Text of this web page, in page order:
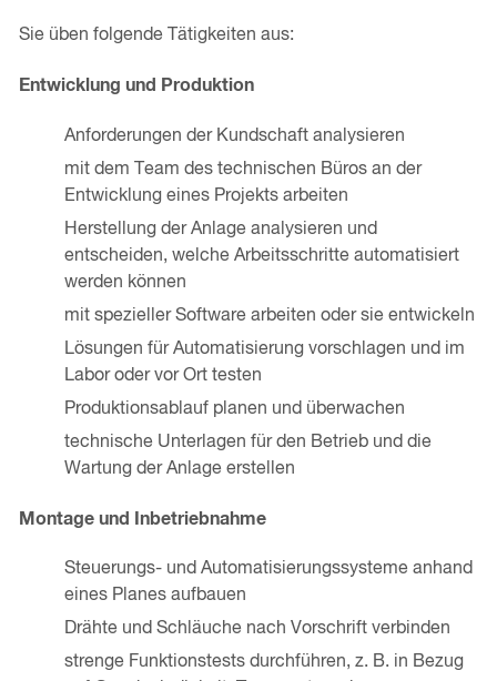
Sie üben folgende Tätigkeiten aus:
Entwicklung und Produktion
Anforderungen der Kundschaft analysieren
mit dem Team des technischen Büros an der
Entwicklung eines Projekts arbeiten
Herstellung der Anlage analysieren und
entscheiden, welche Arbeitsschritte automatisiert
werden können
mit spezieller Software arbeiten oder sie entwickeln
Lösungen für Automatisierung vorschlagen und im
Labor oder vor Ort testen
Produktionsablauf planen und überwachen
technische Unterlagen für den Betrieb und die
Wartung der Anlage erstellen
Montage und Inbetriebnahme
Steuerungs- und Automatisierungssysteme anhand
eines Planes aufbauen
Drähte und Schläuche nach Vorschrift verbinden
strenge Funktionstests durchführen, z. B. in Bezug